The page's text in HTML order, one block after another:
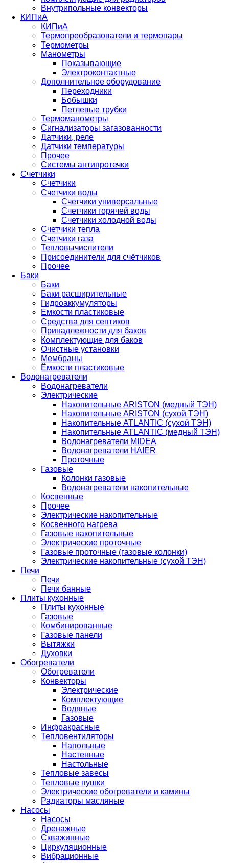
Внутрипольные конвекторы
КИПиА
КИПиА
Термопреобразователи и термопары
Термометры
Манометры
Показывающие
Электроконтактные
Дополнительное оборудование
Переходники
Бобышки
Петлевые трубки
Термоманометры
Сигнализаторы загазованности
Датчики, реле
Датчики температуры
Прочее
Системы антипротечки
Счетчики
Счетчики
Счетчики воды
Счетчики универсальные
Счетчики горячей воды
Счетчики холодной воды
Счетчики тепла
Счетчики газа
Тепловычислители
Присоединители для счётчиков
Прочее
Баки
Баки
Баки расширительные
Гидроаккумуляторы
Емкости пластиковые
Средства для септиков
Принадлежности для баков
Комплектующие для баков
Очистные установки
Мембраны
Ёмкости пластиковые
Водонагреватели
Водонагреватели
Электрические
Накопительные ARISTON (медный ТЭН)
Накопительные ARISTON (сухой ТЭН)
Накопительные ATLANTIC (сухой ТЭН)
Накопительные ATLANTIC (медный ТЭН)
Водонагреватели MIDEA
Водонагреватели HAIER
Проточные
Газовые
Колонки газовые
Водонагреватели накопительные
Косвенные
Прочее
Электрические накопительные
Косвенного нагрева
Газовые накопительные
Электрические проточные
Газовые проточные (газовые колонки)
Электрические накопительные (сухой ТЭН)
Печи
Печи
Печи банные
Плиты кухонные
Плиты кухонные
Газовые
Комбинированные
Газовые панели
Вытяжки
Духовки
Обогреватели
Обогреватели
Конвекторы
Электрические
Комплектующие
Водяные
Газовые
Инфракрасные
Тепловентиляторы
Напольные
Настенные
Настольные
Тепловые завесы
Тепловые пушки
Электрические обогреватели и камины
Радиаторы масляные
Насосы
Насосы
Дренажные
Скважинные
Циркуляционные
Вибрационные